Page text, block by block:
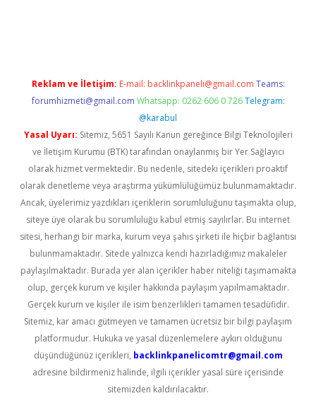
Reklam ve İletişim: E-mail: backlinkpaneli@gmail.com Teams:
forumhizmeti@gmail.com Whatsapp: 0262 606 0 726 Telegram:
@karabul
Yasal Uyarı: Sitemiz, 5651 Sayılı Kanun gereğince Bilgi Teknolojileri
ve İletişim Kurumu (BTK) tarafından onaylanmış bir Yer Sağlayıcı
olarak hizmet vermektedir. Bu nedenle, sitedeki içerikleri proaktif
olarak denetleme veya araştırma yükümlülüğümüz bulunmamaktadır.
Ancak, üyelerimiz yazdıkları içeriklerin sorumluluğunu taşımakta olup,
siteye üye olarak bu sorumluluğu kabul etmiş sayılırlar. Bu internet
sitesi, herhangi bir marka, kurum veya şahıs şirketi ile hiçbir bağlantısı
bulunmamaktadır. Sitede yalnızca kendi hazırladığımız makaleler
paylaşılmaktadır. Burada yer alan içerikler haber niteliği taşımamakta
olup, gerçek kurum ve kişiler hakkında paylaşım yapılmamaktadır.
Gerçek kurum ve kişiler ile isim benzerlikleri tamamen tesadüfidir.
Sitemiz, kar amacı gütmeyen ve tamamen ücretsiz bir bilgi paylaşım
platformudur. Hukuka ve yasal düzenlemelere aykırı olduğunu
düşündüğünüz içerikleri, backlinkpanelicomtr@gmail.com
adresine bildirmeniz halinde, ilgili içerikler yasal süre içerisinde
sitemizden kaldırılacaktır.